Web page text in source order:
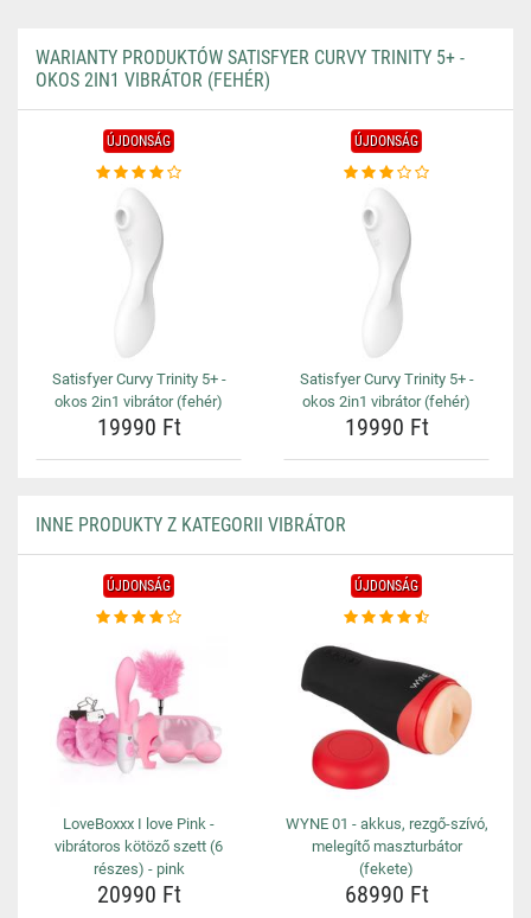
WARIANTY PRODUKTÓW SATISFYER CURVY TRINITY 5+ -
OKOS 2IN1 VIBRÁTOR (FEHÉR)
ÚJDONSÁG
Satisfyer Curvy Trinity 5+ -
okos 2in1 vibrátor (fehér)
19990 Ft
ÚJDONSÁG
Satisfyer Curvy Trinity 5+ -
okos 2in1 vibrátor (fehér)
19990 Ft
INNE PRODUKTY Z KATEGORII VIBRÁTOR
ÚJDONSÁG
LoveBoxxx I love Pink -
vibrátoros kötöző szett (6
részes) - pink
20990 Ft
ÚJDONSÁG
WYNE 01 - akkus, rezgő-szívó,
melegítő maszturbátor
(fekete)
68990 Ft